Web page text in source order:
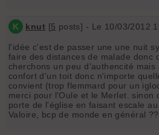
K knut [5 posts] - Le 10/03/2012
l'idée c'est de passer une une nuit
faire des distances de malade donc
cherchons un peu d'authencité mais
confort d'un toit donc n'importe
convient (trop flemmard pour un
merci pour l'Oule et le Merlet. sinon
porte de l'église en faisant escale
Valoire, bcp de monde en général